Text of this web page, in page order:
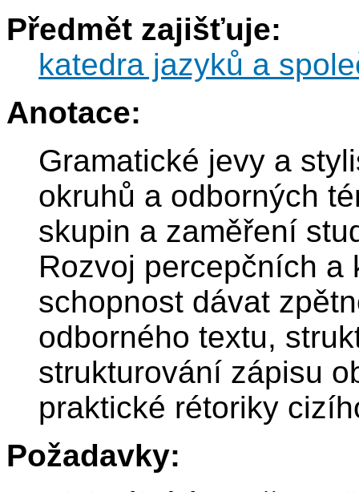
Předmět zajišťuje:
katedra jazyků a
Anotace:
Gramatické jevy a
okruhů a odborných
skupin a zaměření
Rozvoj percepčních
schopnost dávat
odborného textu,
strukturování zápisu
praktické rétoriky
Požadavky: